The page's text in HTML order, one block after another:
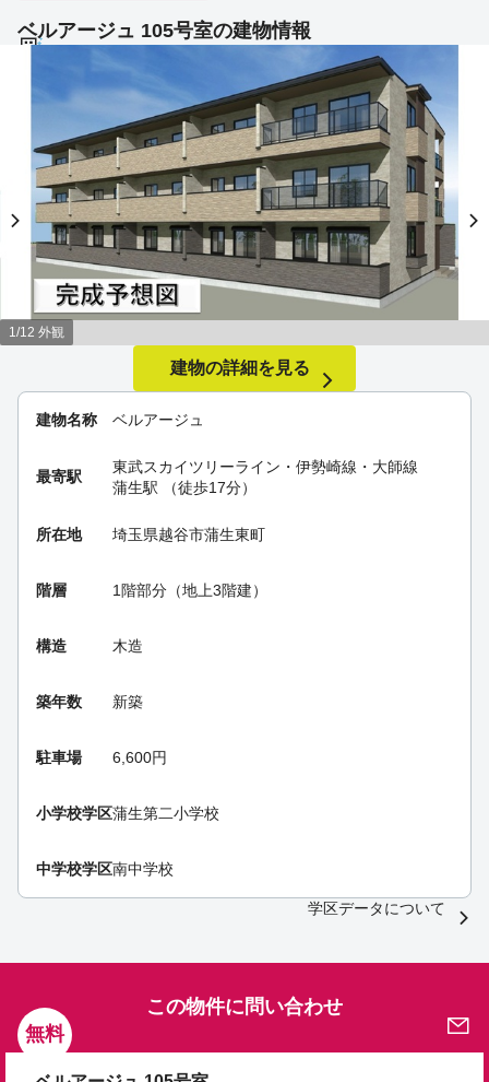
ベルアージュ 105号室の建物情報
建物名称 ベルアージュ
最寄駅
東武スカイツリーライン・伊勢崎線・大師線
蒲生駅 （徒歩17分）
所在地 埼玉県越谷市蒲生東町
階層 1階部分（地上3階建）
構造 木造
築年数 新築
駐車場 6,600円
小学校学区蒲生第二小学校
中学校学区南中学校
1/12 外観
建物の詳細を見る
学区データについて
無料
この物件に問い合わせ